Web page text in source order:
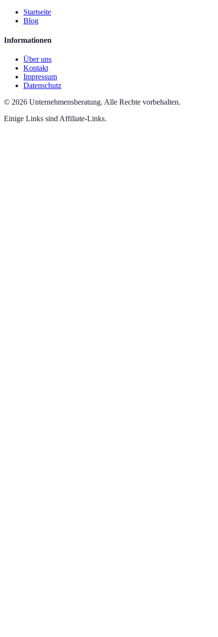
Startseite
Blog
Informationen
Über uns
Kontakt
Impressum
Datenschutz
© 2026 Unternehmensberatung. Alle Rechte vorbehalten.
Einige Links sind Affiliate-Links.